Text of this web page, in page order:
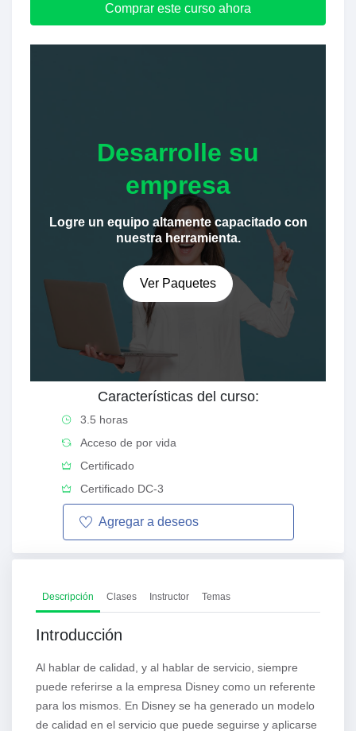
Comprar este curso ahora
Desarrolle su
empresa
Logre un equipo altamente capacitado con
nuestra herramienta.
Ver Paquetes
Características del curso:
3.5 horas
Acceso de por vida
Certificado
Certificado DC-3
Agregar a deseos
Descripción Clases Instructor Temas
Introducción
Al hablar de calidad, y al hablar de servicio, siempre
puede referirse a la empresa Disney como un referente
para los mismos. En Disney se ha generado un modelo
de calidad en el servicio que puede seguirse y aplicarse